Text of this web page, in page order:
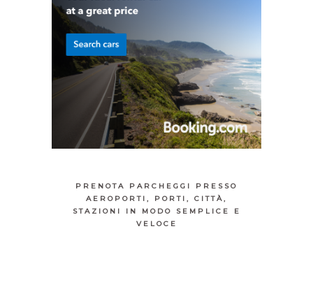
PRENOTA PARCHEGGI PRESSO
AEROPORTI, PORTI, CITTÀ,
STAZIONI IN MODO SEMPLICE E
VELOCE